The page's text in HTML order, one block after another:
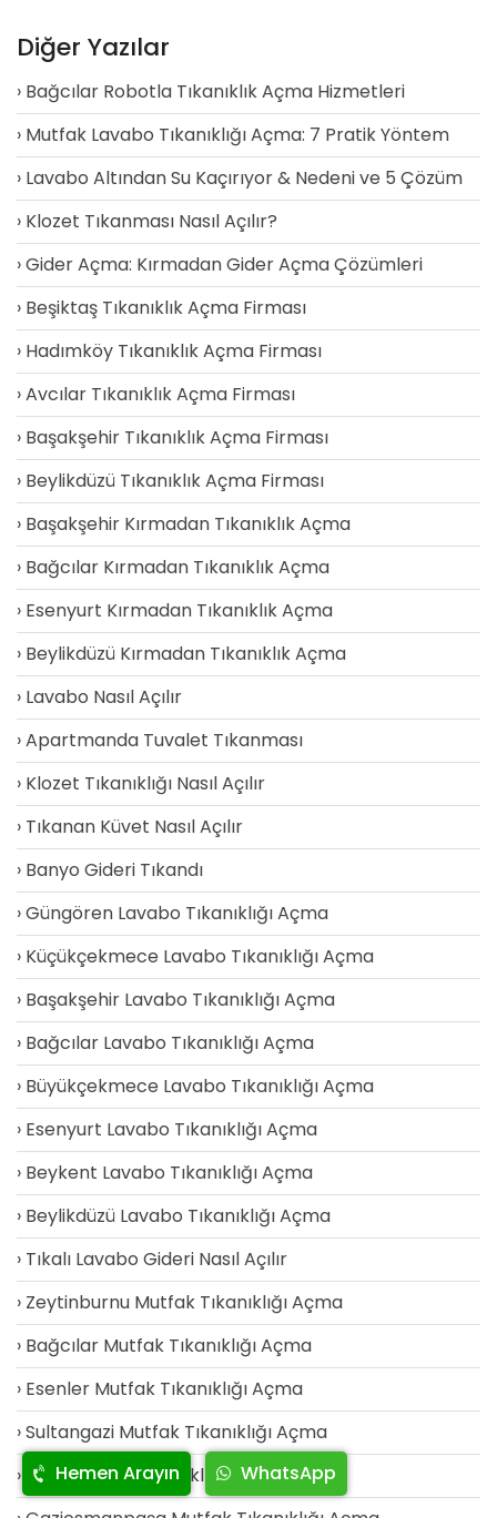
Diğer Yazılar
Bağcılar Robotla Tıkanıklık Açma Hizmetleri
Mutfak Lavabo Tıkanıklığı Açma: 7 Pratik Yöntem
Lavabo Altından Su Kaçırıyor & Nedeni ve 5 Çözüm
Klozet Tıkanması Nasıl Açılır?
Gider Açma: Kırmadan Gider Açma Çözümleri
Beşiktaş Tıkanıklık Açma Firması
Hadımköy Tıkanıklık Açma Firması
Avcılar Tıkanıklık Açma Firması
Başakşehir Tıkanıklık Açma Firması
Beylikdüzü Tıkanıklık Açma Firması
Başakşehir Kırmadan Tıkanıklık Açma
Bağcılar Kırmadan Tıkanıklık Açma
Esenyurt Kırmadan Tıkanıklık Açma
Beylikdüzü Kırmadan Tıkanıklık Açma
Lavabo Nasıl Açılır
Apartmanda Tuvalet Tıkanması
Klozet Tıkanıklığı Nasıl Açılır
Tıkanan Küvet Nasıl Açılır
Banyo Gideri Tıkandı
Güngören Lavabo Tıkanıklığı Açma
Küçükçekmece Lavabo Tıkanıklığı Açma
Başakşehir Lavabo Tıkanıklığı Açma
Bağcılar Lavabo Tıkanıklığı Açma
Büyükçekmece Lavabo Tıkanıklığı Açma
Esenyurt Lavabo Tıkanıklığı Açma
Beykent Lavabo Tıkanıklığı Açma
Beylikdüzü Lavabo Tıkanıklığı Açma
Tıkalı Lavabo Gideri Nasıl Açılır
Zeytinburnu Mutfak Tıkanıklığı Açma
Bağcılar Mutfak Tıkanıklığı Açma
Esenler Mutfak Tıkanıklığı Açma
Sultangazi Mutfak Tıkanıklığı Açma
Eyüp Mutfak Tıkanıklığı Açma
Hemen Arayın WhatsApp